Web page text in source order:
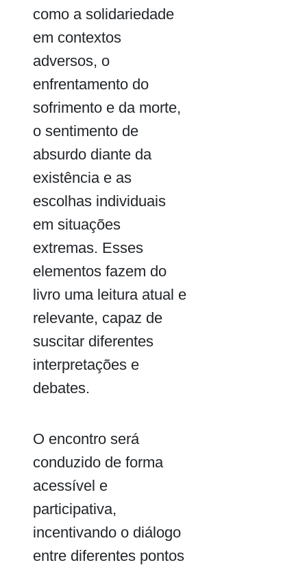
como a solidariedade
em contextos
adversos, o
enfrentamento do
sofrimento e da morte,
o sentimento de
absurdo diante da
existência e as
escolhas individuais
em situações
extremas. Esses
elementos fazem do
livro uma leitura atual e
relevante, capaz de
suscitar diferentes
interpretações e
debates.
O encontro será
conduzido de forma
acessível e
participativa,
incentivando o diálogo
entre diferentes pontos